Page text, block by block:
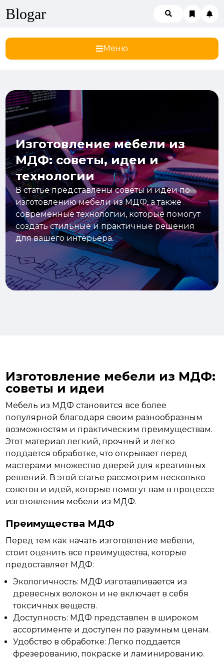
Blogar
Меню
Изготовление мебели из
МДФ: советы, идеи и
технологии
В статье представлены советы и идеи по
изготовлению мебели из МДФ, а также
современные технологии, которые помогут
создать стильные и практичные решения
для вашего интерьера.
Изготовление мебели из МДФ:
советы и идеи
Мебель из МДФ становится все более
популярной благодаря своим разнообразным
возможностям и практическим преимуществам.
Этот материал легкий, прочный и легко
поддается обработке, что открывает перед
мастерами множество дверей для креативных
решений. В этой статье рассмотрим несколько
советов и идей, которые помогут вам в процессе
изготовления мебели из МДФ.
Преимущества МДФ
Перед тем как начать изготовление мебели,
стоит оценить все преимущества, которые
предоставляет МДФ:
Экологичность: МДФ изготавливается из
древесных волокон и не включает в себя
токсичных веществ.
Доступность: МДФ представлен в широком
ассортименте и доступен по разумным ценам.
Удобство в обработке: Легко поддается
фрезерованию, покраске и ламинированию.